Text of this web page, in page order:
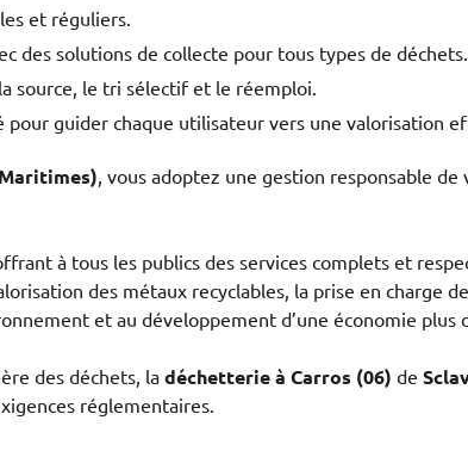
et réguliers.
des solutions de collecte pour tous types de déchets.
source, le tri sélectif et le réemploi.
pour guider chaque utilisateur vers une valorisation
, vous adoptez une gestion responsable
à tous les publics des services complets et
des métaux recyclables, la prise en charge
et au développement d’une économie plus
des déchets, la déchetterie à Carros (06) de
réglementaires.